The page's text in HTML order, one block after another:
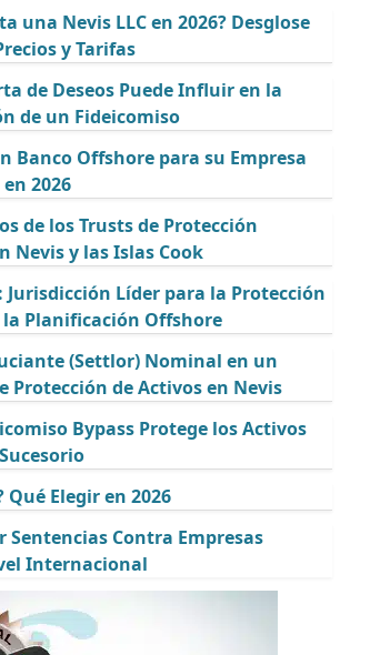
una Nevis LLC en 2026? Desglose
y Tarifas
de Deseos Puede Influir en la
de un Fideicomiso
Banco Offshore para su Empresa
2026
de los Trusts de Protección
Nevis y las Islas Cook
Jurisdicción Líder para la Protección
Planificación Offshore
(Settlor) Nominal en un
Protección de Activos en Nevis
Bypass Protege los Activos
Qué Elegir en 2026
Sentencias Contra Empresas
Internacional